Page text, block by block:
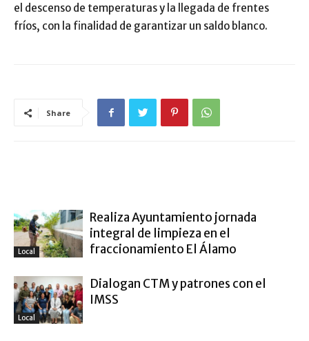
el descenso de temperaturas y la llegada de frentes
fríos, con la finalidad de garantizar un saldo blanco.
Share
Local
Realiza Ayuntamiento jornada
integral de limpieza en el
fraccionamiento El Álamo
Local
Dialogan CTM y patrones con el
IMSS